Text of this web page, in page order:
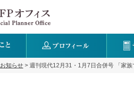
お知らせ > 週刊現代12月31・1月7日合併号 「家